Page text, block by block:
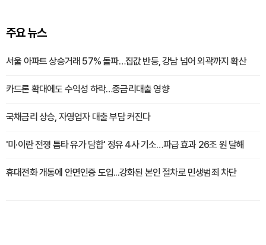
주요 뉴스
서울 아파트 상승거래 57% 돌파…집값 반등, 강남 넘어 외곽까지 확산
카드론 확대에도 수익성 하락…중금리대출 영향
국채금리 상승, 자영업자 대출 부담 커진다
'미·이란 전쟁 틈타 유가 담합' 정유 4사 기소…파급 효과 26조 원 달해
휴대전화 개통에 안면인증 도입...강화된 본인 절차로 민생범죄 차단